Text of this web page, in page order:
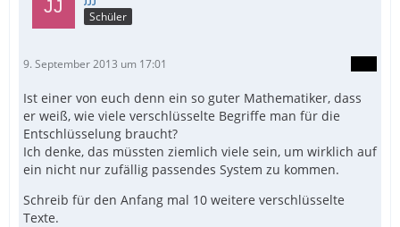
Schüler
9. September 2013 um 17:01
Ist einer von euch denn ein so guter Mathematiker, dass
er weiß, wie viele verschlüsselte Begriffe man für die
Entschlüsselung braucht?
Ich denke, das müssten ziemlich viele sein, um wirklich auf
ein nicht nur zufällig passendes System zu kommen.
Schreib für den Anfang mal 10 weitere verschlüsselte
Texte.